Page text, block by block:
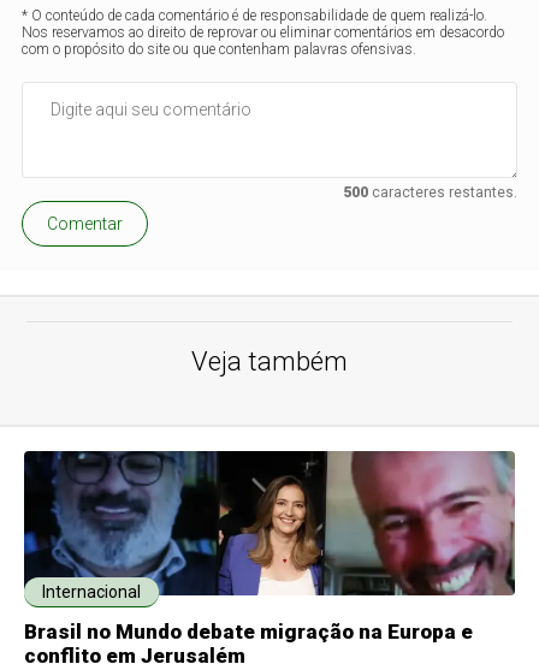
* O conteúdo de cada comentário é de responsabilidade de quem realizá-lo.
Nos reservamos ao direito de reprovar ou eliminar comentários em desacordo
com o propósito do site ou que contenham palavras ofensivas.
500caracteres restantes.
Comentar
Veja também
Internacional
Brasil no Mundo debate migração na Europa e
conflito em Jerusalém